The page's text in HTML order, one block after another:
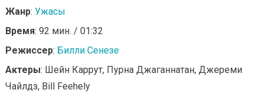
Жанр: Ужасы
Время: 92 мин. / 01:32
Режиссер: Билли Сенезе
Актеры: Шейн Каррут, Пурна Джаганнатан, Джереми
Чайлдз, Bill Feehely